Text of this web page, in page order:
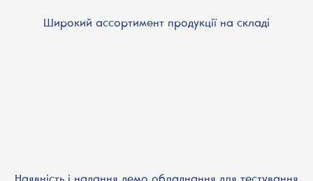
Широкий ассортимент продукції на складі
Наявність і надання демо обладнання для тестування